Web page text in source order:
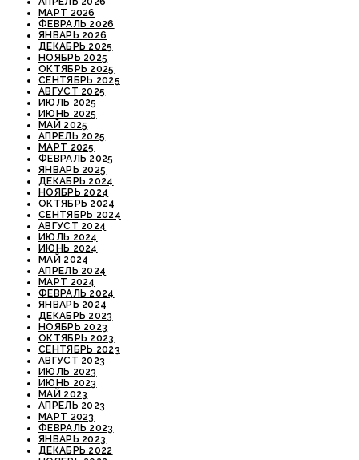
МАРТ 2026
ФЕВРАЛЬ 2026
ЯНВАРЬ 2026
ДЕКАБРЬ 2025
НОЯБРЬ 2025
ОКТЯБРЬ 2025
СЕНТЯБРЬ 2025
АВГУСТ 2025
ИЮЛЬ 2025
ИЮНЬ 2025
МАЙ 2025
АПРЕЛЬ 2025
МАРТ 2025
ФЕВРАЛЬ 2025
ЯНВАРЬ 2025
ДЕКАБРЬ 2024
НОЯБРЬ 2024
ОКТЯБРЬ 2024
СЕНТЯБРЬ 2024
АВГУСТ 2024
ИЮЛЬ 2024
ИЮНЬ 2024
МАЙ 2024
АПРЕЛЬ 2024
МАРТ 2024
ФЕВРАЛЬ 2024
ЯНВАРЬ 2024
ДЕКАБРЬ 2023
НОЯБРЬ 2023
ОКТЯБРЬ 2023
СЕНТЯБРЬ 2023
АВГУСТ 2023
ИЮЛЬ 2023
ИЮНЬ 2023
МАЙ 2023
АПРЕЛЬ 2023
МАРТ 2023
ФЕВРАЛЬ 2023
ЯНВАРЬ 2023
ДЕКАБРЬ 2022